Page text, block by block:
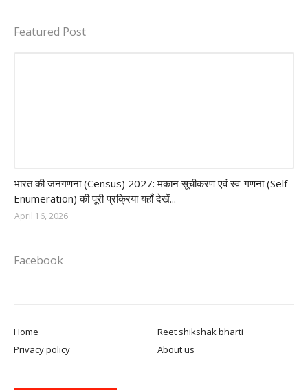
Featured Post
भारत की जनगणना (Census) 2027: मकान सूचीकरण एवं स्व-गणना (Self-
Enumeration) की पूरी प्रक्रिया यहाँ देखें...
April 16, 2026
Facebook
Home
Reet shikshak bharti
Privacy policy
About us